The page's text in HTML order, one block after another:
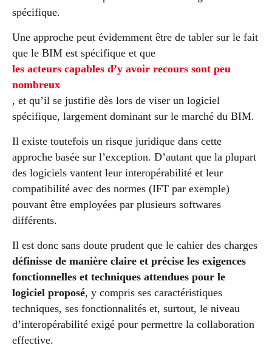
spécifique.
Une approche peut évidemment être de tabler sur le fait
que le BIM est spécifique et que
les acteurs capables d’y avoir recours sont peu
nombreux
, et qu’il se justifie dès lors de viser un logiciel
spécifique, largement dominant sur le marché du BIM.
Il existe toutefois un risque juridique dans cette
approche basée sur l’exception. D’autant que la plupart
des logiciels vantent leur interopérabilité et leur
compatibilité avec des normes (IFT par exemple)
pouvant être employées par plusieurs softwares
différents.
Il est donc sans doute prudent que le cahier des charges
définisse de manière claire et précise les exigences
fonctionnelles et techniques attendues pour le
logiciel proposé, y compris ses caractéristiques
techniques, ses fonctionnalités et, surtout, le niveau
d’interopérabilité exigé pour permettre la collaboration
effective.